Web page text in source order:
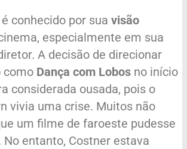
conhecido por sua visão
especialmente em sua
A decisão de direcionar
como Dança com Lobos no início
considerada ousada, pois o
vivia uma crise. Muitos não
um filme de faroeste pudesse
entanto, Costner estava